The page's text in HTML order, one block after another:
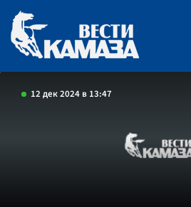
12 дек 2024 в 13:47